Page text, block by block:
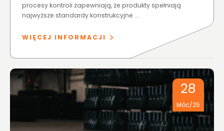
procesy kontroli zapewniają, że produkty spełniają
najwyższe standardy konstrukcyjne ...
WIĘCEJ INFORMACJI
28
Móc/25